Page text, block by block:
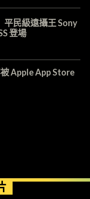
民級遠攝王 Sony
登場
Apple App Store